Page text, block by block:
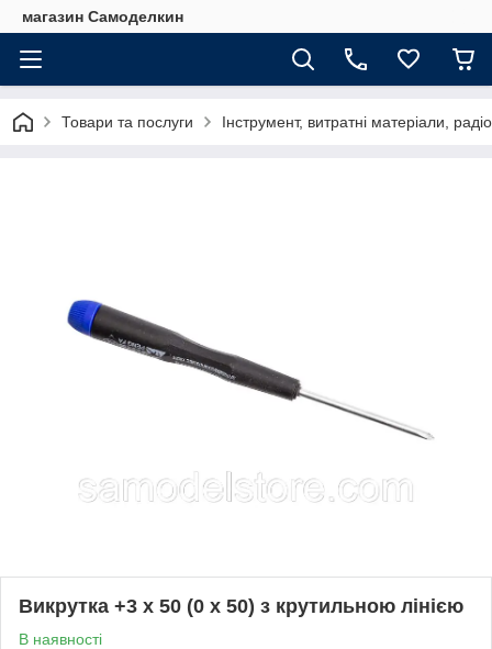
магазин Самоделкин
Товари та послуги Інструмент, витратні матеріали,
Викрутка +3 х 50 (0 х 50) з крутильною лінією
В наявності